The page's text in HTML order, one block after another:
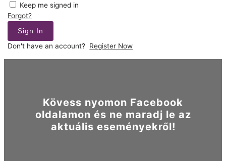
Keep me signed in
Forgot?
Sign In
Don't have an account? Register Now
Kövess nyomon Facebook
oldalamon és ne maradj le az
aktuális eseményekről!